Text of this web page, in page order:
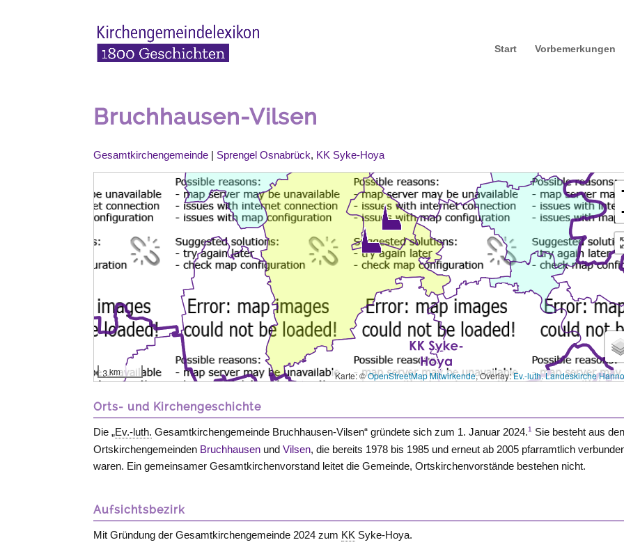
Start Vorbemerkungen
Bruchhausen-Vilsen
Gesamtkirchengemeinde | Sprengel Osnabrück, KK Syke-Hoya
3 km Karte: ©OpenStreetMap Mitwirkende, Overlay:Ev.-luth. Landeskirche
Orts- und Kirchengeschichte
Die „Ev.-luth. Gesamtkirchengemeinde Bruchhausen-Vilsen“ gründete sich zum 1. Januar 2024.1
Sie besteht aus den
Ortskirchengemeinden Bruchhausen undVilsen, die bereits 1978 bis 1985 und erneut ab 2005 pfarramtlich
waren. Ein gemeinsamer Gesamtkirchenvorstand leitet die Gemeinde, Ortskirchenvorstände bestehen nicht.
Aufsichtsbezirk
Mit Gründung der Gesamtkirchengemeinde 2024 zum KK Syke-Hoya.